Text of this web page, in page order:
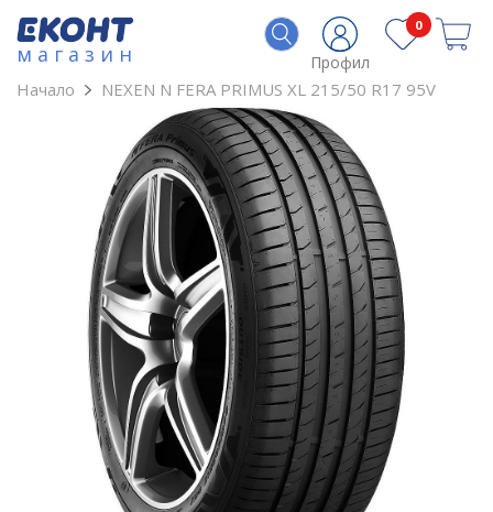
магазин Профил
0
Начало NEXEN N FERA PRIMUS XL 215/50 R17 95V